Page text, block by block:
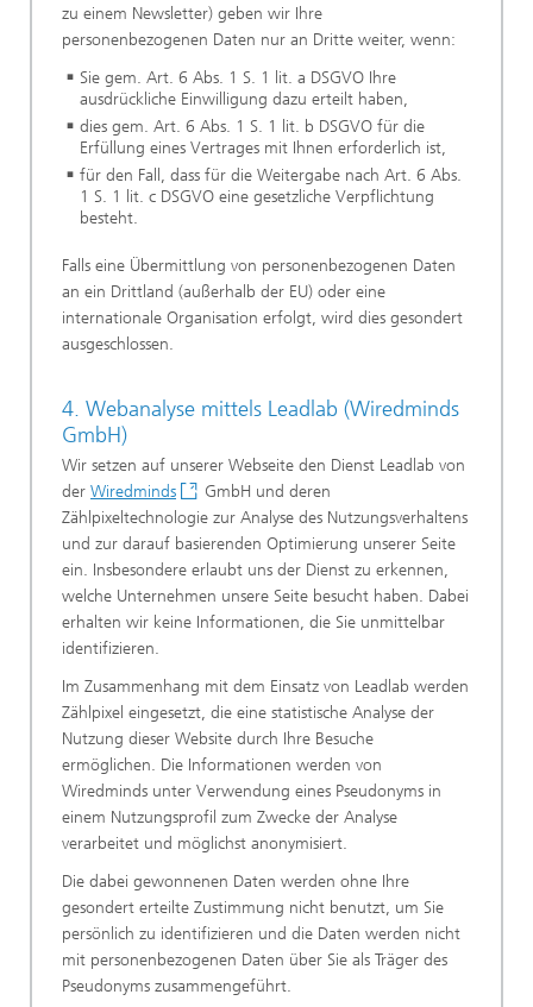
zu einem Newsletter) geben wir Ihre
personenbezogenen Daten nur an Dritte weiter, wenn:
Sie gem. Art. 6 Abs. 1 S. 1 lit. a DSGVO Ihre
ausdrückliche Einwilligung dazu erteilt haben,
dies gem. Art. 6 Abs. 1 S. 1 lit. b DSGVO für die
Erfüllung eines Vertrages mit Ihnen erforderlich ist,
für den Fall, dass für die Weitergabe nach Art. 6 Abs.
1 S. 1 lit. c DSGVO eine gesetzliche Verpflichtung
besteht.
Falls eine Übermittlung von personenbezogenen Daten
an ein Drittland (außerhalb der EU) oder eine
internationale Organisation erfolgt, wird dies gesondert
ausgeschlossen.
4. Webanalyse mittels Leadlab (Wiredminds
GmbH)
Wir setzen auf unserer Webseite den Dienst Leadlab von
der Wiredminds
GmbH und deren
Zählpixeltechnologie zur Analyse des Nutzungsverhaltens
und zur darauf basierenden Optimierung unserer Seite
ein. Insbesondere erlaubt uns der Dienst zu erkennen,
welche Unternehmen unsere Seite besucht haben. Dabei
erhalten wir keine Informationen, die Sie unmittelbar
identifizieren.
Im Zusammenhang mit dem Einsatz von Leadlab werden
Zählpixel eingesetzt, die eine statistische Analyse der
Nutzung dieser Website durch Ihre Besuche
ermöglichen. Die Informationen werden von
Wiredminds unter Verwendung eines Pseudonyms in
einem Nutzungsprofil zum Zwecke der Analyse
verarbeitet und möglichst anonymisiert.
Die dabei gewonnenen Daten werden ohne Ihre
gesondert erteilte Zustimmung nicht benutzt, um Sie
persönlich zu identifizieren und die Daten werden nicht
mit personenbezogenen Daten über Sie als Träger des
Pseudonyms zusammengeführt.